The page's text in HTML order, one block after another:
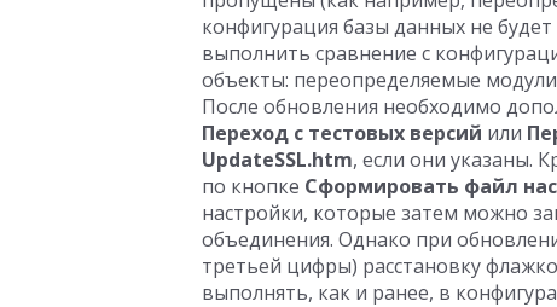
конфигурация базы данных не
выполнить сравнение с
объекты: переопределяемые
После обновления необходимо
Переход с тестовых версий или
UpdateSSL.htm, если они указаны.
по кнопке Сформировать файл
настройки, которые затем можно
объединения. Однако при
третьей цифры) расстановку
выполнять, как и ранее, в